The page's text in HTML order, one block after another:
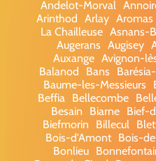
Andelot-Morval
Arinthod Arlay Aromas
La Chailleuse Asnans-
Augerans Augisey
Auxange Avignon-
Balanod
Bans
Baume-les-Messieurs
Beffia
Bellecombe
Besain
Biarne Bief-
Biefmorin
Billecul
Bois-d'Amont Bois-
Bonlieu